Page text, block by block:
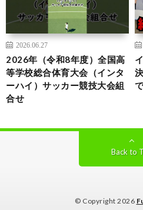
2026.06.27
2026年（令和8年度）全国高
等学校総合体育大会（インタ
ーハイ）サッカー競技大会組
合せ
Back to
© Copyright 2026